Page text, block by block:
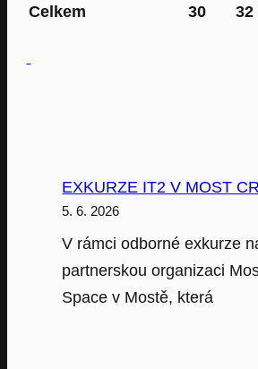
Celkem 30 32
EXKURZE IT2 V MOST
5. 6. 2026
V rámci odborné exkurze
partnerskou organizaci
Space v Mostě, která